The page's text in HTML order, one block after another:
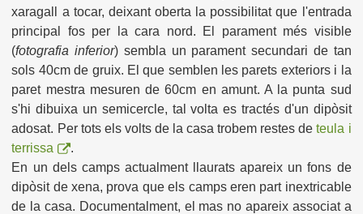
xaragall a tocar, deixant oberta la possibilitat que l'entrada
principal fos per la cara nord. El parament més visible
(fotografia inferior) sembla un parament secundari de tan
sols 40cm de gruix. El que semblen les parets exteriors i la
paret mestra mesuren de 60cm en amunt. A la punta sud
s'hi dibuixa un semicercle, tal volta es tractés d'un dipòsit
adosat. Per tots els volts de la casa trobem restes deteula i
terrissa
.
En un dels camps actualment llaurats apareix un fons de
dipòsit de xena, prova que els camps eren part inextricable
de la casa. Documentalment, el mas no apareix associat a